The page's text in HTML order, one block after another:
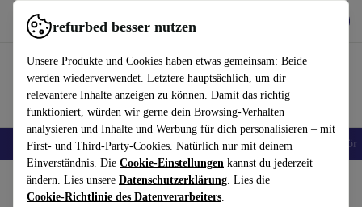
refurbed besser nutzen
Unsere Produkte und Cookies haben etwas gemeinsam: Beide
werden wiederverwendet. Letztere hauptsächlich, um dir
relevantere Inhalte anzeigen zu können. Damit das richtig
funktioniert, würden wir gerne dein Browsing-Verhalten
analysieren und Inhalte und Werbung für dich personalisieren – mit
First- und Third-Party-Cookies. Natürlich nur mit deinem
Einverständnis. Die Cookie-Einstellungen kannst du jederzeit
ändern. Lies unsere Datenschutzerklärung. Lies die
Cookie-Richtlinie des Datenverarbeiters.
refurbed schnell und einfach nutzen
🎒 Back to school Handys Laptops Tablets Smartwatches Zubehör
Home Produkte Zubehör Laptop Zubehör Laptophüllen